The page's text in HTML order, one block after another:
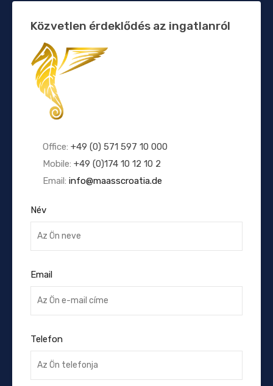
Közvetlen érdeklődés az ingatlanról
Office: +49 (0) 571 597 10 000
Mobile: +49 (0)174 10 12 10 2
Email: info@maasscroatia.de
Név
Email
Telefon